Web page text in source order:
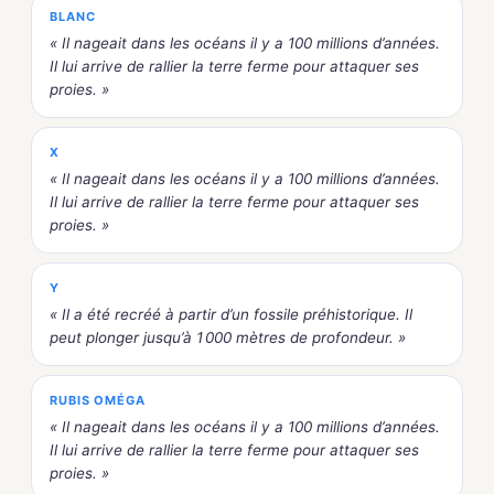
BLANC
« Il nageait dans les océans il y a 100 millions d’années.
Il lui arrive de rallier la terre ferme pour attaquer ses
proies. »
X
« Il nageait dans les océans il y a 100 millions d’années.
Il lui arrive de rallier la terre ferme pour attaquer ses
proies. »
Y
« Il a été recréé à partir d’un fossile préhistorique. Il
peut plonger jusqu’à 1 000 mètres de profondeur. »
RUBIS OMÉGA
« Il nageait dans les océans il y a 100 millions d’années.
Il lui arrive de rallier la terre ferme pour attaquer ses
proies. »